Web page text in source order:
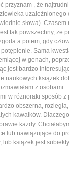
przyznam , że
słowa). Czasem
tak powszechny, że
a potem, gdy
Sama
w genach,
jest bardzo
naukowych książek
z osobami
w różnoraki sposób z
obszerna,
kawałków.
każdy.
lub nawiązujące do
lub książek jest